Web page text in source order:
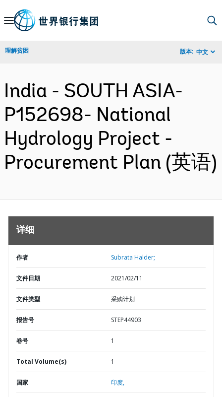
Skip
Navigation
理解贫困 版本: 中文
India - SOUTH ASIA-
P152698- National
Hydrology Project -
Procurement Plan (英语)
详细
作者 Subrata Halder;
文件日期 2021/02/11
文件类型 采购计划
报告号 STEP44903
卷号 1
Total Volume(s) 1
国家 印度,